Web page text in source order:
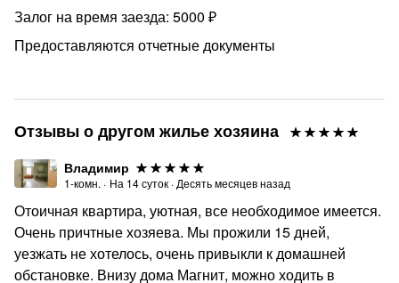
Залог на время заезда: 5000 ₽
Предоставляются отчетные документы
Отзывы о другом жилье хозяина
Владимир
1-комн. · На 14суток · Десять месяцев назад
Отоичная квартира, уютная, все необходимое имеется.
Очень причтные хозяева. Мы прожили 15 дней,
уезжать не хотелось, очень привыкли к домашней
обстановке. Внизу дома Магнит, можно ходить в